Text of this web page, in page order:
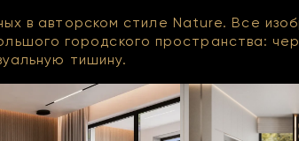
в авторском стиле Nature. Все
городского пространства:
тишину.